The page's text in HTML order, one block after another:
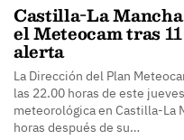
Castilla-La
el Meteocam tras
alerta
La Dirección del Plan
las 22.00 horas de este
meteorológica en Castilla-La
horas después de su…